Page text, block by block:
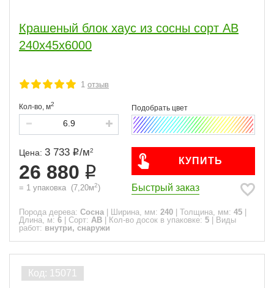
Крашеный блок хаус из сосны сорт АВ
240х45х6000
1 отзыв
Кол-во, м2
Цена: 3 733 /м2
26 880
= 1 упаковка (7,20м2)
КУПИТЬ
Быстрый заказ
Порода дерева: Сосна Ширина, мм: 240 Толщина, мм: 45
Длина, м: 6 Сорт: АВ Кол-во досок в упаковке: 5
Виды
работ: внутри, снаружи